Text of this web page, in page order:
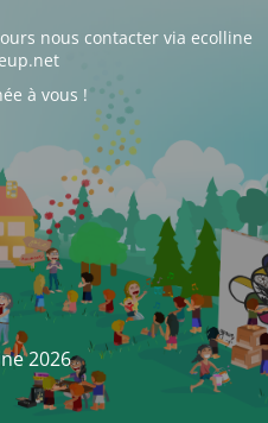
nous contacter via ecolline
à vous !
2026